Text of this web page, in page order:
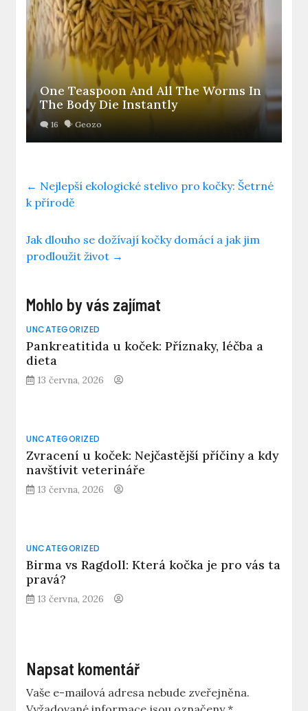
One Teaspoon And All The Worms In
The Body Die Instantly
← Nejlepší ekologické stelivo pro kočky: Šetrné
k přírodě
Jak dlouho se dožívají kočky domácí a jak jim
prodloužit život →
Mohlo by vás zajímat
UNCATEGORIZED
Pankreatitida u koček: Příznaky, léčba a
dieta
13 června, 2026
UNCATEGORIZED
Zvracení u koček: Nejčastější příčiny a kdy
navštívit veterináře
13 června, 2026
UNCATEGORIZED
Birma vs Ragdoll: Která kočka je pro vás ta
pravá?
13 června, 2026
Napsat komentář
Vaše e-mailová adresa nebude zveřejněna.